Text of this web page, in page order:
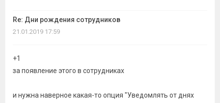
Re: Дни рождения сотрудников
21.01.2019 17:59
+1
за появление этого в сотрудниках
и нужна наверное какая-то опция "Уведомлять от днях